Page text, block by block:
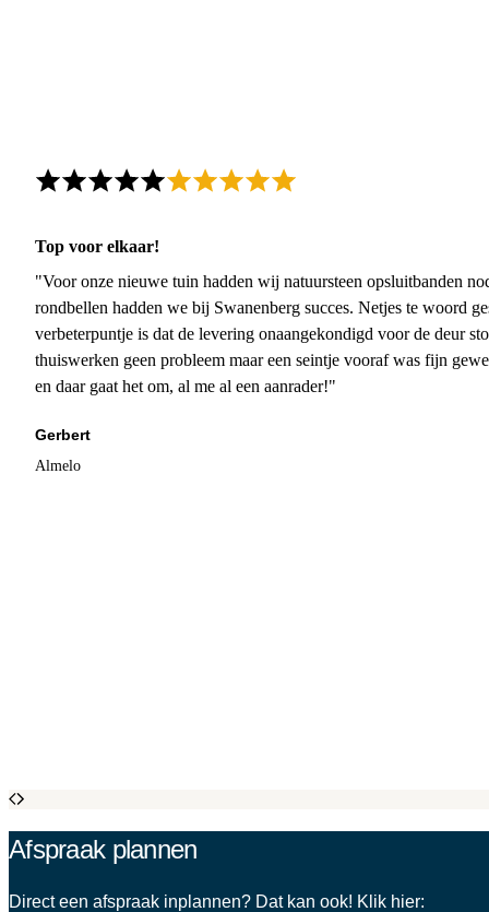
Top voor elkaar!
"Voor onze nieuwe tuin hadden wij natuursteen opsluitbanden
rondbellen hadden we bij Swanenberg succes. Netjes te woord
verbeterpuntje is dat de levering onaangekondigd voor de deur
thuiswerken geen probleem maar een seintje vooraf was fijn
en daar gaat het om, al me al een aanrader!"
Gerbert
Almelo
Afspraak plannen
Direct een afspraak inplannen? Dat kan ook! Klik hier: